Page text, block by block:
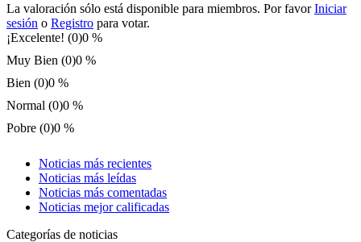
La valoración sólo está disponible para miembros. Por favorIniciar
sesión o Registro para votar.
¡Excelente! (0)0 %
Muy Bien (0)0 %
Bien (0)0 %
Normal (0)0 %
Pobre (0)0 %
Noticias más recientes
Noticias más leídas
Noticias más comentadas
Noticias mejor calificadas
Categorías de noticias